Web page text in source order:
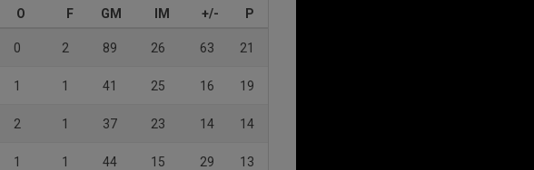
O F GM IM +/- P
0 2 89 26 63 21
1 1 41 25 16 19
2 1 37 23 14 14
1 1 44 15 29 13